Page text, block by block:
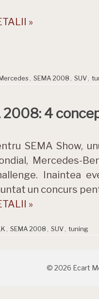
»
, SEMA 2008 , SUV,
2008: 4
SEMA Show,
Mercedes-
Inaintea
un concurs
»
, SEMA 2008 , SUV, tuning
© 2026 Ecart